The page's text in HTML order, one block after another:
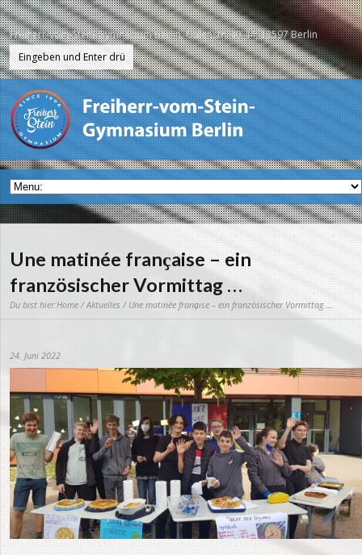
Freiherr-vom-Stein-Gymnasium Berlin, Galenstr. 40-44, 13597 Berlin
Une matinée franҫaise – ein
französischer Vormittag …
Du bist hier:Home/Aktuelles/ Une matinée franҫaise – ein französischer Vormittag …
24. Juni 2022